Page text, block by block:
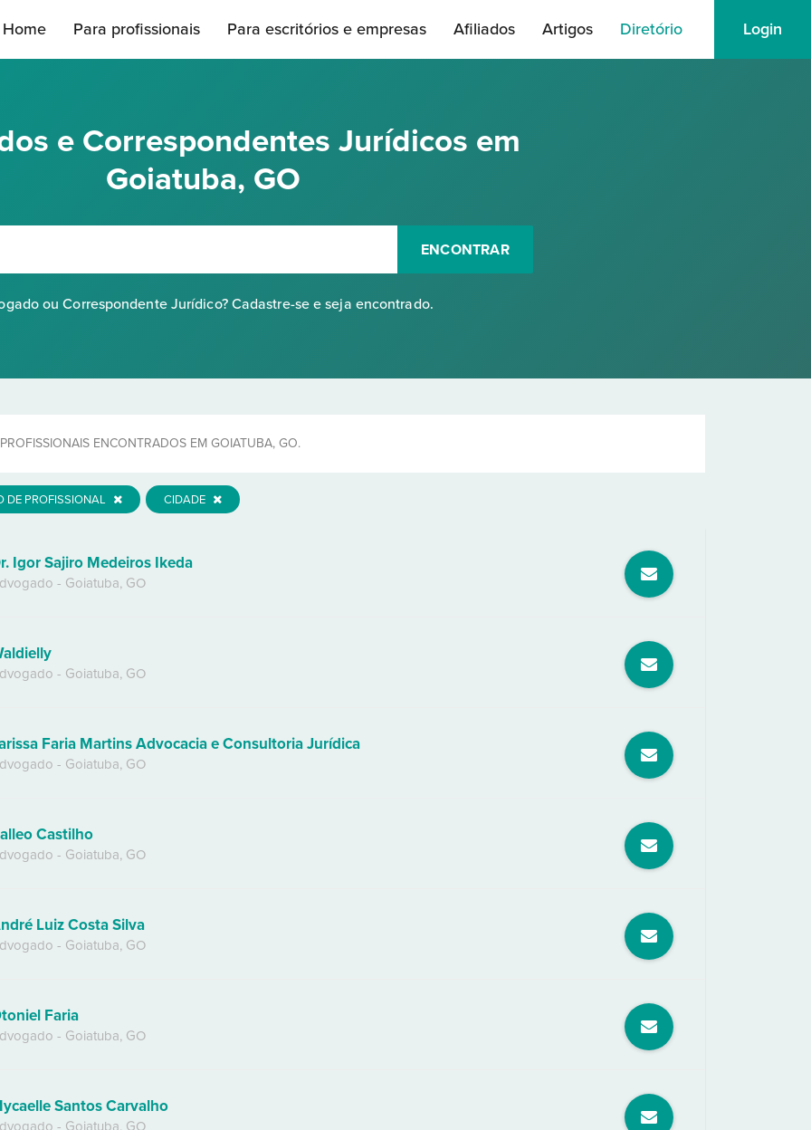
Home Para profissionais Para escritórios e empresas Afiliados Artigos Diretório Login
e Correspondentes Jurídicos em
Goiatuba, GO
ENCONTRAR
ou Correspondente Jurídico? Cadastre-se e seja encontrado.
PROFISSIONAIS ENCONTRADOS EM GOIATUBA, GO.
DE PROFISSIONAL CIDADE
Igor Sajiro Medeiros Ikeda
- Goiatuba, GO
- Goiatuba, GO
Faria Martins Advocacia e Consultoria Jurídica
- Goiatuba, GO
Castilho
- Goiatuba, GO
Luiz Costa Silva
- Goiatuba, GO
Faria
- Goiatuba, GO
Santos Carvalho
- Goiatuba, GO